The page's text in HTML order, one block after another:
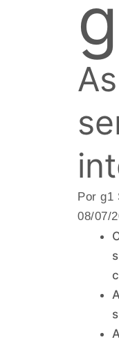
Por g1
08/07/